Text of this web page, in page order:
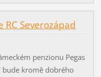
Severozápad
penzionu Pegas
bude kromě dobrého